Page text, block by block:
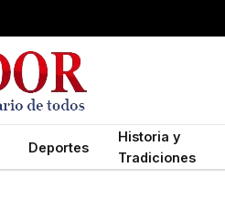
Deportes
Historia y
Tradiciones